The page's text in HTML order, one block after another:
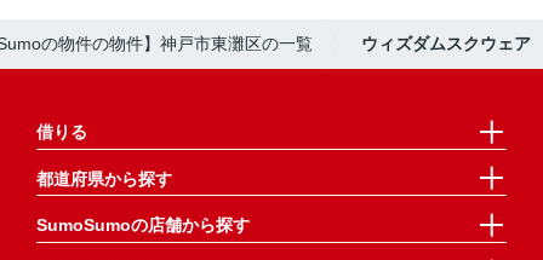
の物件の物件】神戸市東灘区の一覧 ウィズダムスクウェア
借りる
都道府県から探す
SumoSumoの店舗から探す